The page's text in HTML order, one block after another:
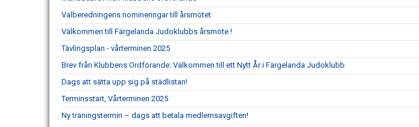
Valberedningens nomineringar till årsmötet
Välkommen till Färgelanda Judoklubbs årsmöte !
Tävlingsplan - vårterminen 2025
Brev från Klubbens Ordförande: Välkommen till ett Nytt År i Färgelanda Judoklubb
Dags att sätta upp sig på städlistan!
Terminsstart, Vårterminen 2025
Ny träningstermin – dags att betala medlemsavgiften!